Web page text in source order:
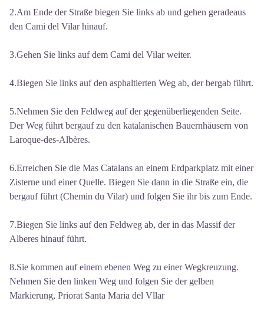
2.Am Ende der Straße biegen Sie links ab und gehen geradeaus
den Cami del Vilar hinauf.
3.Gehen Sie links auf dem Cami del Vilar weiter.
4.Biegen Sie links auf den asphaltierten Weg ab, der bergab führt.
5.Nehmen Sie den Feldweg auf der gegenüberliegenden Seite.
Der Weg führt bergauf zu den katalanischen Bauernhäusern von
Laroque-des-Albères.
6.Erreichen Sie die Mas Catalans an einem Erdparkplatz mit einer
Zisterne und einer Quelle. Biegen Sie dann in die Straße ein, die
bergauf führt (Chemin du Vilar) und folgen Sie ihr bis zum Ende.
7.Biegen Sie links auf den Feldweg ab, der in das Massif der
Alberes hinauf führt.
8.Sie kommen auf einem ebenen Weg zu einer Wegkreuzung.
Nehmen Sie den linken Weg und folgen Sie der gelben
Markierung, Priorat Santa Maria del Vllar